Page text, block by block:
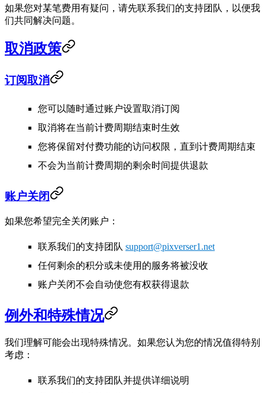
如果您对某笔费用有疑问，请先联系我们的支持团队，以便我
们共同解决问题。
取消政策
订阅取消
您可以随时通过账户设置取消订阅
取消将在当前计费周期结束时生效
您将保留对付费功能的访问权限，直到计费周期结束
不会为当前计费周期的剩余时间提供退款
账户关闭
如果您希望完全关闭账户：
联系我们的支持团队 support@pixverser1.net
任何剩余的积分或未使用的服务将被没收
账户关闭不会自动使您有权获得退款
例外和特殊情况
我们理解可能会出现特殊情况。如果您认为您的情况值得特别
考虑：
联系我们的支持团队并提供详细说明